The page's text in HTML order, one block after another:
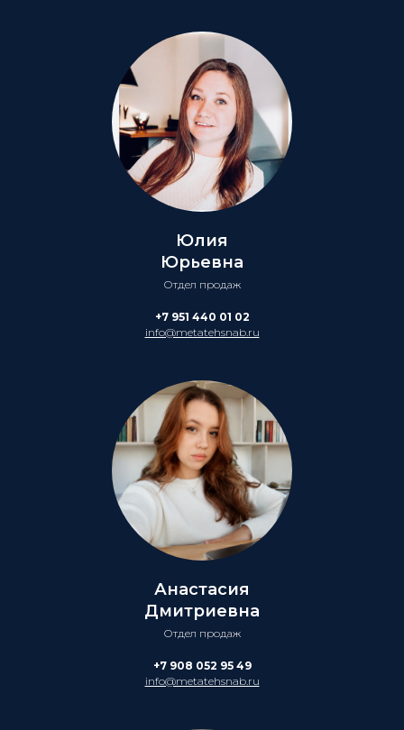
Юлия
Юрьевна
Отдел продаж
+7 951 440 01 02
info@metatehsnab.ru
Анастасия
Дмитриевна
Отдел продаж
+7 908 052 95 49
info@metatehsnab.ru